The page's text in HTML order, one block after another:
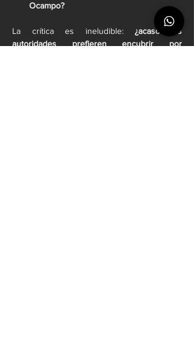
Ocampo?
La crítica es ineludible: ¿acaso las
autoridades prefieren encubrir por